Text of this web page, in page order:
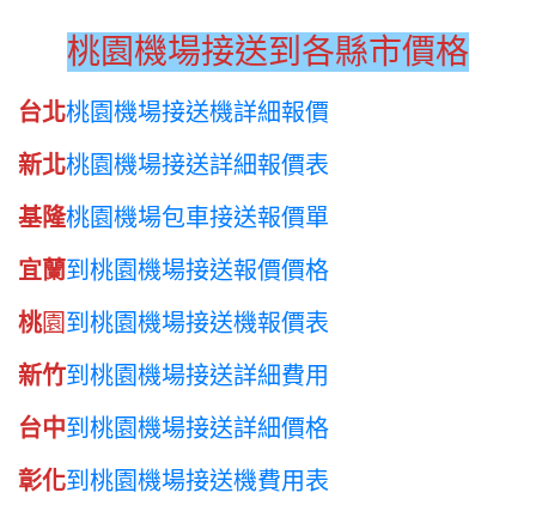
桃園機場接送到各縣市價格
台北桃園機場接送機詳細報價
新北桃園機場接送詳細報價表
基隆桃園機場包車接送報價單
宜蘭到桃園機場接送報價價格
桃園到桃園機場接送機報價表
新竹到桃園機場接送詳細費用
台中到桃園機場接送詳細價格
彰化到桃園機場接送機費用表